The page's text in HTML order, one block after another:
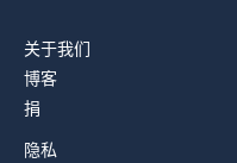
关于我们
博客
捐
隐私